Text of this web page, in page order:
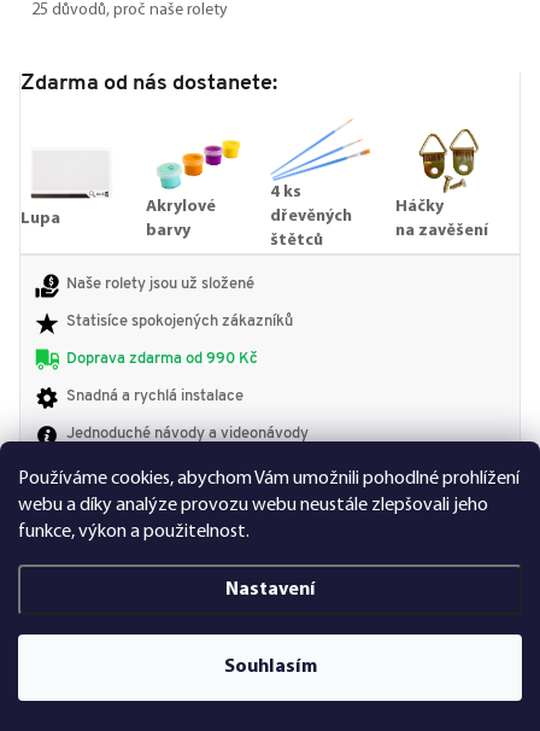
Používáme cookies, abychom Vám umožnili pohodlné prohlížení
webu a díky analýze provozu webu neustále zlepšovali jeho
funkce, výkon a použitelnost.
Nastavení
Souhlasím
25 důvodů, proč naše rolety
Zdarma od nás dostanete:
Lupa
Akrylové
barvy
4 ks
dřevěných
štětců
Háčky
na zavěšení
Naše rolety jsou už složené
Statisíce spokojených zákazníků
Doprava zdarma od 990 Kč
Snadná a rychlá instalace
Jednoduché návody a videonávody
Bezpečnost nakupování
Bezpečné možnosti platby
99 % zákazníkůby nás doporučilo
Více než 2 800
pozitivních hodnocení